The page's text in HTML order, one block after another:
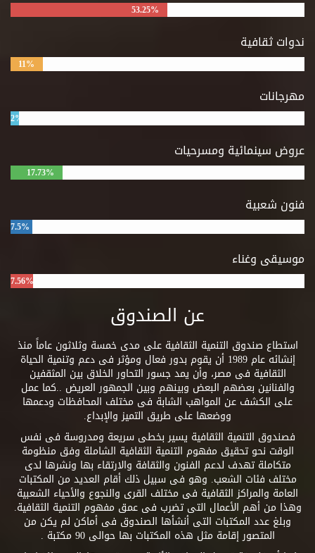
53.25%
ندوات ثقافية
11%
مهرجانات
2%
عروض سينمائية ومسرحيات
17.73%
فنون شعبية
7.5%
موسيقى وغناء
7.56%
عن الصندوق
استطاع صندوق التنمية الثقافية على مدى خمسة وثلاثون عاماً منذ
إنشائه عام 1989 أن يقوم بدور فعال ومؤثر فى دعم وتنمية الحياة
الثقافية فى مصر، وأن يمد جسور التحاور الخلاق بين المثقفين
والفنانين بعضهم البعض وبينهم وبين الجمهور العريض ..كما عمل
على الكشف عن المواهب الشابة فى مختلف المحافظات ودعمها
ووضعها على طريق التميز والإبداع.
فصندوق التنمية الثقافية يسير بخطى سريعة ومدروسة فى نفس
الوقت نحو تحقيق مفهوم التنمية الثقافية الشاملة وفق منظومة
متكاملة تهدف لدعم الفنون والثقافة والارتقاء بها ونشرها لدى
مختلف فئات الشعب. وهو فى سبيل ذلك أقام العديد من المكتبات
العامة والمراكز الثقافية فى مختلف القرى والنجوع والأحياء الشعبية
وهذا من أهم الأعمال التى تضرب فى عمق مفهوم التنمية الثقافية.
وبلغ عدد المكتبات التى أنشأها الصندوق فى أماكن لم يكن من
المتصور إقامة مثل هذه المكتبات بها حوالى 90 مكتبة .